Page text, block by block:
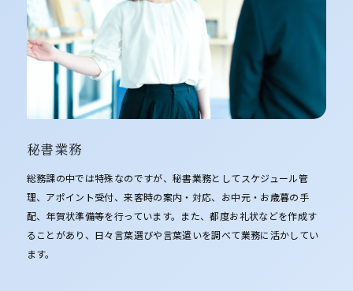
秘書業務
総務課の中では特殊なのですが、秘書業務としてスケジュール管
理、アポイント受付、来客時の案内・対応、お中元・お歳暮の手
配、年賀状準備等を行っています。また、都度お礼状などを作成す
ることがあり、日々言葉選びや言葉遣いを調べて業務に活かしてい
ます。